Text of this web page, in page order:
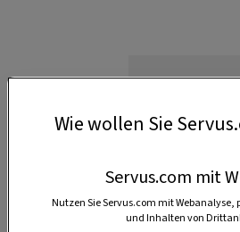
Wie wollen Sie
Servus.com mit
Nutzen Sie Servus.com mit Webanalyse,
und Inhalten von